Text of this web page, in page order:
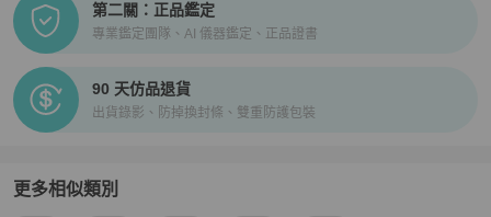
第二關：正品鑑定
專業鑑定團隊、AI 儀器鑑定、正品證書
90 天仿品退貨
出貨錄影、防掉換封條、雙重防護包裝
更多相似類別